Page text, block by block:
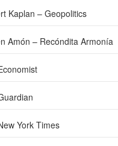
Kaplan – Geopolitics
Amón – Recóndita Armonía
York Times